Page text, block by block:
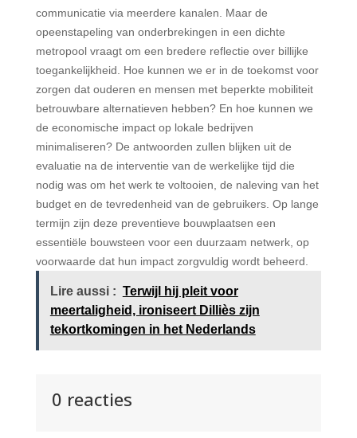
communicatie via meerdere kanalen. Maar de
opeenstapeling van onderbrekingen in een dichte
metropool vraagt om een bredere reflectie over billijke
toegankelijkheid. Hoe kunnen we er in de toekomst voor
zorgen dat ouderen en mensen met beperkte mobiliteit
betrouwbare alternatieven hebben? En hoe kunnen we
de economische impact op lokale bedrijven
minimaliseren? De antwoorden zullen blijken uit de
evaluatie na de interventie van de werkelijke tijd die
nodig was om het werk te voltooien, de naleving van het
budget en de tevredenheid van de gebruikers. Op lange
termijn zijn deze preventieve bouwplaatsen een
essentiële bouwsteen voor een duurzaam netwerk, op
voorwaarde dat hun impact zorgvuldig wordt beheerd.
Lire aussi : Terwijl hij pleit voor
meertaligheid, ironiseert Dilliès zijn
tekortkomingen in het Nederlands
0 reacties